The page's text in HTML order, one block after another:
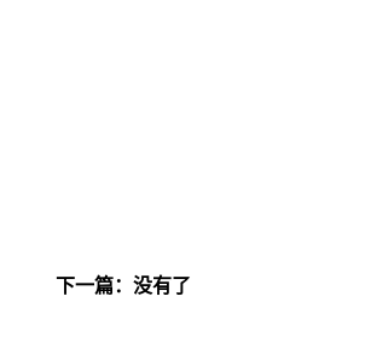
下一篇：没有了